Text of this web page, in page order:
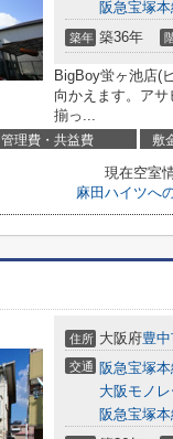
阪急宝塚本
築年 築36年
BigBoy蛍ヶ池店(
向かえます。ア
揃っ...
管理費・共益費 敷
現在空室
麻田ハイツへ
住所 大阪府豊
交通 阪急宝塚本
大阪モノ
阪急宝塚本